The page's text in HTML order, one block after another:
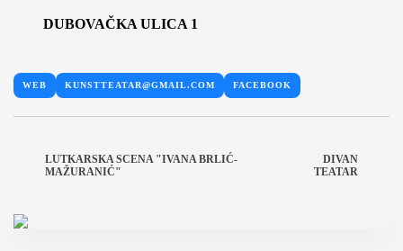
DUBOVAČKA ULICA 1
WEB KUNSTTEATAR@GMAIL.COM FACEBOOK
LUTKARSKA SCENA "IVANA BRLIĆ-
MAŽURANIĆ"
DIVAN
TEATAR